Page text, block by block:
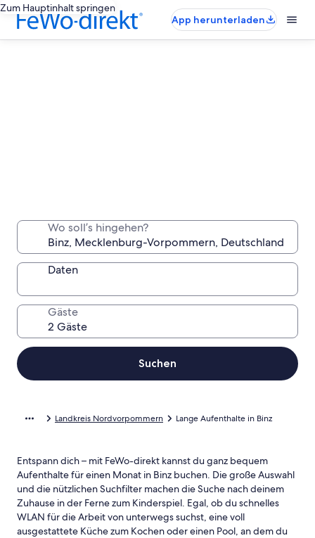
Zum Hauptinhalt springen
App herunterladen
Aufenthalte
Bleib eine Woche, einen Monat oder länger in einer
komfortablen Unterkunft, die du ganz für dich allein
hast.
Wo soll’s hingehen?
Daten
Gäste
Suchen
Landkreis Nordvorpommern Lange Aufenthalte in Binz
Entspann dich – mit FeWo-direkt kannst du ganz bequem
Aufenthalte für einen Monat in Binz buchen. Die große Auswahl
und die nützlichen Suchfilter machen die Suche nach deinem
Zuhause in der Ferne zum Kinderspiel. Egal, ob du schnelles
WLAN für die Arbeit von unterwegs suchst, eine voll
ausgestattete Küche zum Kochen oder einen Pool, an dem du